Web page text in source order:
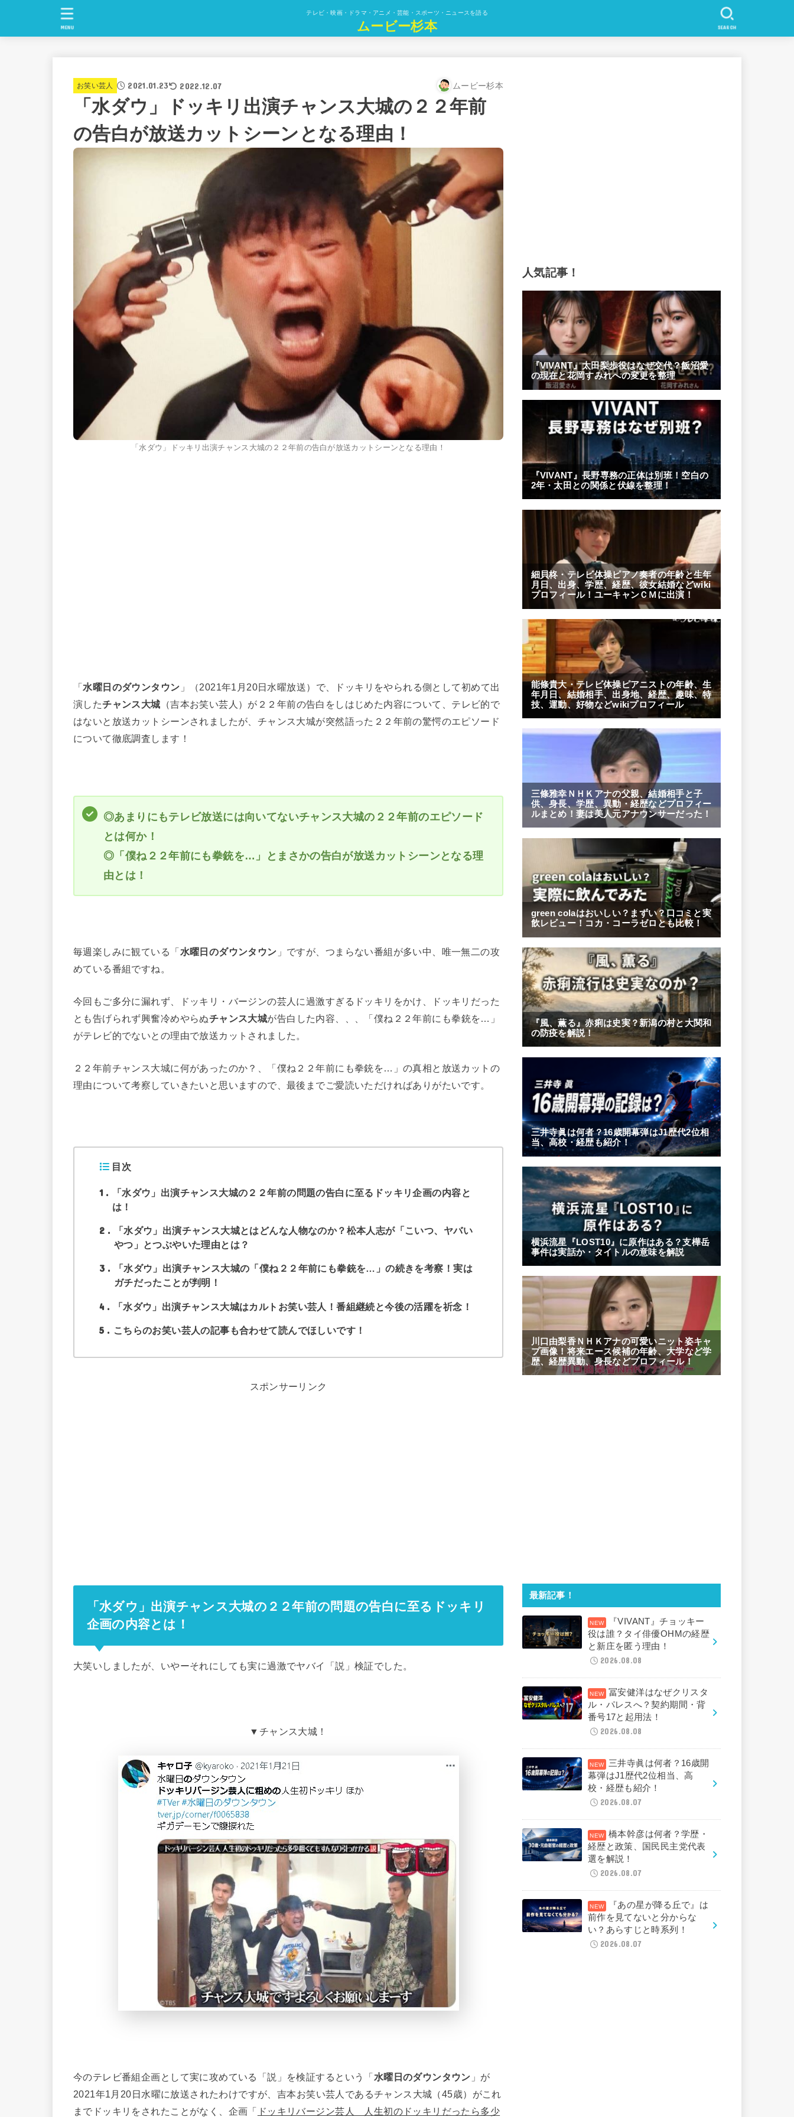
テレビ・映画・ドラマ・アニメ・芸能・スポーツ・ニュースを語る
ムービー杉本 SEARCH
MENU
お笑い芸人 2021.01.23 2022.12.07 ムービー杉本
「水ダウ」ドッキリ出演チャンス大城の２２年前
の告白が放送カットシーンとなる理由！
「水ダウ」ドッキリ出演チャンス大城の２２年前の告白が放送カットシーンとなる理由！
「水曜日のダウンタウン 」（2021年1月20日水曜放送）で、ドッキリをやられる側として初めて出
演したチャンス大城 （吉本お笑い芸人）が２２年前の告白をしはじめた内容について、テレビ的で
はないと放送カットシーンされましたが、チャンス大城が突然語った２２年前の驚愕のエピソード
について徹底調査します！
◎あまりにもテレビ放送には向いてないチャンス大城の２２年前のエピソード
とは何か！
◎「僕ね２２年前にも拳銃を…」とまさかの告白が放送カットシーンとなる理
由とは！
毎週楽しみに観ている「水曜日のダウンタウン 」ですが、つまらない番組が多い中、唯一無二の攻
めている番組ですね。
今回もご多分に漏れず、ドッキリ・バージンの芸人に過激すぎるドッキリをかけ、ドッキリだった
とも告げられず興奮冷めやらぬチャンス大城が告白した内容、、、「僕ね２２年前にも拳銃を…」
がテレビ的でないとの理由で放送カットされました。
２２年前チャンス大城に何があったのか？、「僕ね２２年前にも拳銃を…」の真相と放送カットの
理由について考察していきたいと思いますので、最後までご愛読いただければありがたいです。
目次
1
「水ダウ」出演チャンス大城の２２年前の問題の告白に至るドッキリ企画の内容と
は！
2
「水ダウ」出演チャンス大城とはどんな人物なのか？松本人志が「こいつ、ヤバい
やつ」とつぶやいた理由とは？
3
「水ダウ」出演チャンス大城の「僕ね２２年前にも拳銃を…」の続きを考察！実は
ガチだったことが判明！
4 「水ダウ」出演チャンス大城はカルトお笑い芸人！番組継続と今後の活躍を祈念！
5 こちらのお笑い芸人の記事も合わせて読んでほしいです！
スポンサーリンク
「水ダウ」出演チャンス大城の２２年前の問題の告白に至るドッキリ
企画の内容とは！
大笑いしましたが、いやーそれにしても実に過激でヤバイ「説」検証でした。
▼チャンス大城 ！
今のテレビ番組企画として実に攻めている「説」を検証するという「水曜日のダウンタウン 」が
2021年1月20日水曜に放送されたわけですが、吉本お笑い芸人であるチャンス大城（45歳）がこれ
までドッキリをされたことがなく、企画「 ドッキリバージン芸人 人生初のドッキリだったら多少
人気記事！
最新記事！
『VIVANT』チョッキー
役は誰？タイ俳優OHMの経歴
と新庄を匿う理由！
2026.08.08
冨安健洋はなぜクリスタ
ル・パレスへ？契約期間・背
番号17と起用法！
2026.08.08
三井寺眞は何者？16歳開
幕弾はJ1歴代2位相当、高
校・経歴も紹介！
2026.08.07
橋本幹彦は何者？学歴・
経歴と政策、国民民主党代表
選を解説！
2026.08.07
『あの星が降る丘で』は
前作を見てないと分からな
い？あらすじと時系列！
2026.08.07